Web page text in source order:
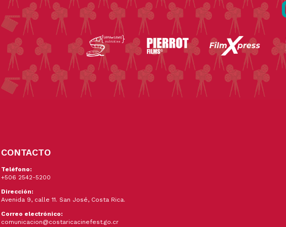
CONTACTO
Teléfono:
+506 2542-5200
Dirección:
Avenida 9, calle 11. San José, Costa Rica.
Correo electrónico:
comunicacion@costaricacinefest.go.cr